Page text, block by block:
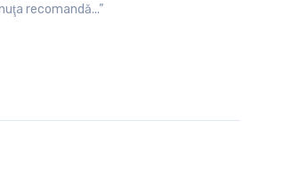
recomandă...”